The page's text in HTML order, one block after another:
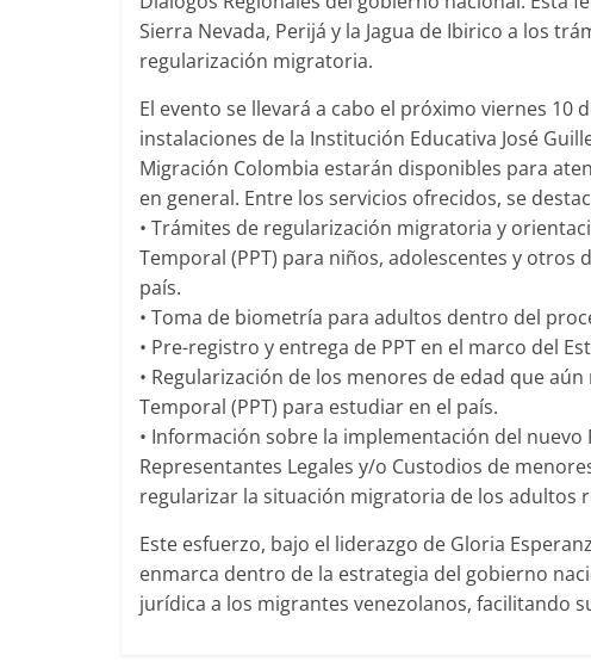
Sierra Nevada, Perijá y la Jagua de Ibirico a los
regularización migratoria.
El evento se llevará a cabo el próximo viernes 10
instalaciones de la Institución Educativa José
Migración Colombia estarán disponibles para
en general. Entre los servicios ofrecidos, se
• Trámites de regularización migratoria y
Temporal (PPT) para niños, adolescentes y
país.
• Toma de biometría para adultos dentro del
• Pre-registro y entrega de PPT en el marco del
• Regularización de los menores de edad que
Temporal (PPT) para estudiar en el país.
• Información sobre la implementación del nuevo
Representantes Legales y/o Custodios de
regularizar la situación migratoria de los adultos
Este esfuerzo, bajo el liderazgo de Gloria
enmarca dentro de la estrategia del gobierno
jurídica a los migrantes venezolanos, facilitando